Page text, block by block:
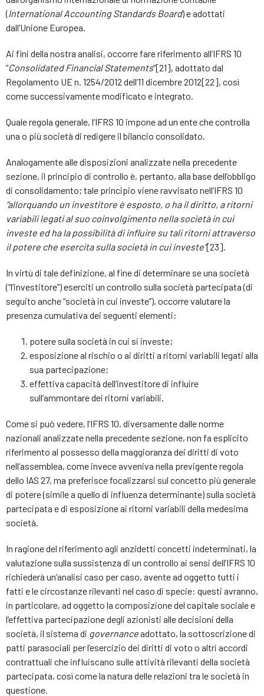
(International Accounting Standards Board) e adottati
dall’Unione Europea.
Ai fini della nostra analisi, occorre fare riferimento all’IFRS 10
“Consolidated Financial Statements”[21], adottato dal
Regolamento UE n. 1254/2012 dell’11 dicembre 2012[22], così
come successivamente modificato e integrato.
Quale regola generale, l’IFRS 10 impone ad un ente che controlla
una o più società di redigere il bilancio consolidato.
Analogamente alle disposizioni analizzate nella precedente
sezione, il principio di controllo è, pertanto, alla base dell’obbligo
di consolidamento; tale principio viene ravvisato nell’IFRS 10
“allorquando un investitore è esposto, o ha il diritto, a ritorni
variabili legati al suo coinvolgimento nella società in cui
investe ed ha la possibilità di influire su tali ritorni attraverso
il potere che esercita sulla società in cui investe”[23].
In virtù di tale definizione, al fine di determinare se una società
(“l’investitore”) eserciti un controllo sulla società partecipata (di
seguito anche “società in cui investe”), occorre valutare la
presenza cumulativa dei seguenti elementi:
potere sulla società in cui si investe;
esposizione al rischio o ai diritti a ritorni variabili legati alla
sua partecipazione;
effettiva capacità dell’investitore di influire
sull’ammontare dei ritorni variabili.
Come si può vedere, l’IFRS 10, diversamente dalle norme
nazionali analizzate nella precedente sezione, non fa esplicito
riferimento al possesso della maggioranza dei diritti di voto
nell’assemblea, come invece avveniva nella previgente regola
dello IAS 27, ma preferisce focalizzarsi sul concetto più generale
di potere (simile a quello di influenza determinante) sulla società
partecipata e di esposizione ai ritorni variabili della medesima
società.
In ragione del riferimento agli anzidetti concetti indeterminati, la
valutazione sulla sussistenza di un controllo ai sensi dell’IFRS 10
richiederà un’analisi caso per caso, avente ad oggetto tutti i
fatti e le circostanze rilevanti nel caso di specie: questi avranno,
in particolare, ad oggetto la composizione del capitale sociale e
l’effettiva partecipazione degli azionisti alle decisioni della
società, il sistema di governanceadottato, la sottoscrizione di
patti parasociali per l’esercizio dei diritti di voto o altri accordi
contrattuali che influiscano sulle attività rilevanti della società
partecipata, così come la natura delle relazioni tra le società in
questione.